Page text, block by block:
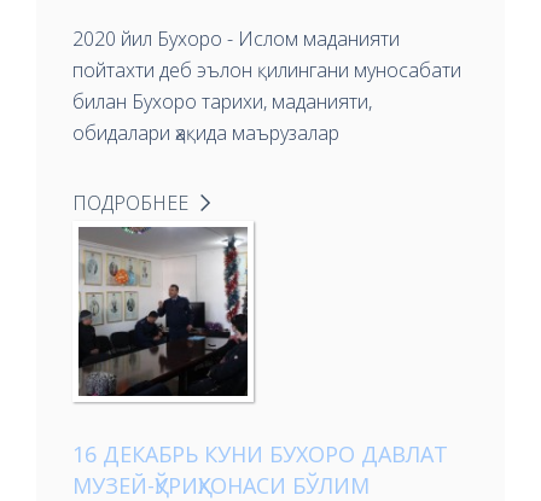
2020 йил Бухоро - Ислом маданияти
пойтахти деб эълон қилингани муносабати
билан Бухоро тарихи, маданияти,
обидалари ҳақида маърузалар
ПОДРОБНЕЕ
16 ДЕКАБРЬ КУНИ БУХОРО ДАВЛАТ
МУЗЕЙ-ҚЎРИҚХОНАСИ БЎЛИМ